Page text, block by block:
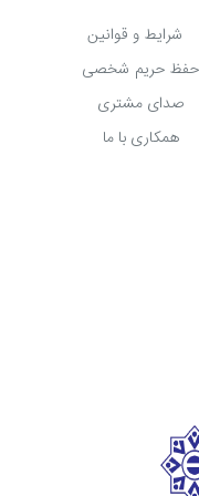
شرایط و قوانین
حفظ حریم شخصی
صدای مشتری
همکاری با ما